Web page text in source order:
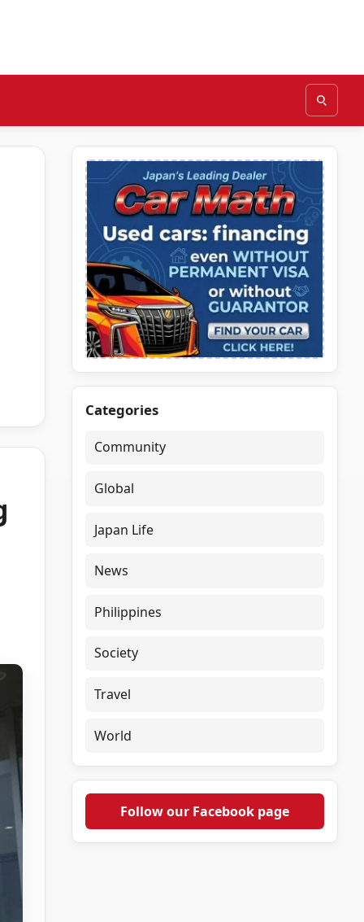
Categories
Community
Global
Japan Life
News
Philippines
Society
Travel
World
Follow our Facebook page